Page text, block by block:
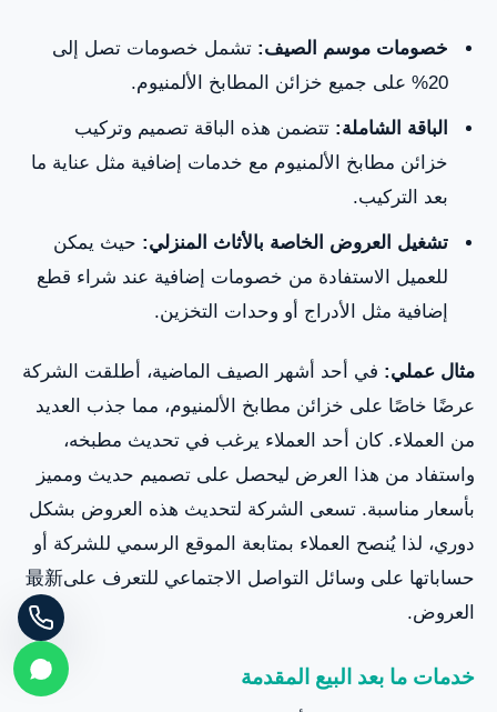
خصومات موسم الصيف: تشمل خصومات تصل إلى
20% على جميع خزائن المطابخ الألمنيوم.
الباقة الشاملة: تتضمن هذه الباقة تصميم وتركيب
خزائن مطابخ الألمنيوم مع خدمات إضافية مثل عناية ما
بعد التركيب.
تشغيل العروض الخاصة بالأثاث المنزلي: حيث يمكن
للعميل الاستفادة من خصومات إضافية عند شراء قطع
إضافية مثل الأدراج أو وحدات التخزين.
مثال عملي: في أحد أشهر الصيف الماضية، أطلقت الشركة
عرضًا خاصًا على خزائن مطابخ الألمنيوم، مما جذب العديد
من العملاء. كان أحد العملاء يرغب في تحديث مطبخه،
واستفاد من هذا العرض ليحصل على تصميم حديث ومميز
بأسعار مناسبة. تسعى الشركة لتحديث هذه العروض بشكل
دوري، لذا يُنصح العملاء بمتابعة الموقع الرسمي للشركة أو
حساباتها على وسائل التواصل الاجتماعي للتعرف على最新
العروض.
خدمات ما بعد البيع المقدمة